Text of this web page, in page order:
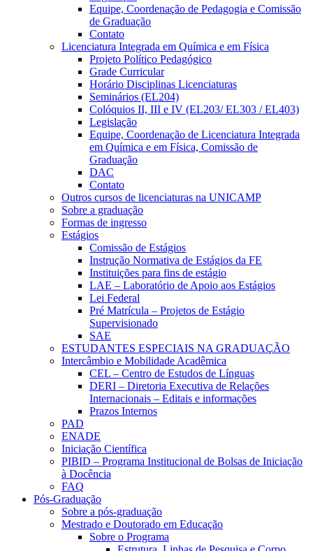
Equipe, Coordenação de Pedagogia e Comissão
de Graduação
Contato
Licenciatura Integrada em Química e em Física
Projeto Político Pedagógico
Grade Curricular
Horário Disciplinas Licenciaturas
Seminários (EL204)
Colóquios II, III e IV (EL203/ EL303 / EL403)
Legislação
Equipe, Coordenação de Licenciatura Integrada
em Química e em Física, Comissão de
Graduação
DAC
Contato
Outros cursos de licenciaturas na UNICAMP
Sobre a graduação
Formas de ingresso
Estágios
Comissão de Estágios
Instrução Normativa de Estágios da FE
Instituições para fins de estágio
LAE – Laboratório de Apoio aos Estágios
Lei Federal
Pré Matrícula – Projetos de Estágio
Supervisionado
SAE
ESTUDANTES ESPECIAIS NA GRADUAÇÃO
Intercâmbio e Mobilidade Acadêmica
CEL – Centro de Estudos de Línguas
DERI – Diretoria Executiva de Relações
Internacionais – Editais e informações
Prazos Internos
PAD
ENADE
Iniciação Científica
PIBID – Programa Institucional de Bolsas de Iniciação
à Docência
FAQ
Pós-Graduação
Sobre a pós-graduação
Mestrado e Doutorado em Educação
Sobre o Programa